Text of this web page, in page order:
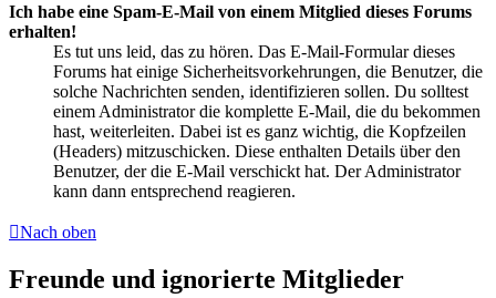
Ich habe eine Spam-E-Mail von einem Mitglied dieses Forums
erhalten!
Es tut uns leid, das zu hören. Das E-Mail-Formular dieses
Forums hat einige Sicherheitsvorkehrungen, die Benutzer, die
solche Nachrichten senden, identifizieren sollen. Du solltest
einem Administrator die komplette E-Mail, die du bekommen
hast, weiterleiten. Dabei ist es ganz wichtig, die Kopfzeilen
(Headers) mitzuschicken. Diese enthalten Details über den
Benutzer, der die E-Mail verschickt hat. Der Administrator
kann dann entsprechend reagieren.
Nach oben
Freunde und ignorierte Mitglieder